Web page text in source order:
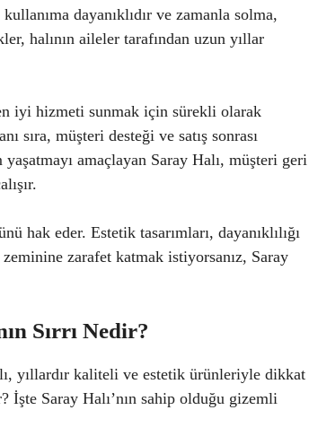
dayanıklıdır ve zamanla solma,
halının aileler tarafından uzun yıllar
iyi hizmeti sunmak için sürekli olarak
müşteri desteği ve satış sonrası
amaçlayan Saray Halı, müşteri geri
hak eder. Estetik tasarımları, dayanıklılığı
zarafet katmak istiyorsanız, Saray
Sırrı Nedir?
yıllardır kaliteli ve estetik ürünleriyle dikkat
İşte Saray Halı’nın sahip olduğu gizemli